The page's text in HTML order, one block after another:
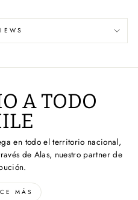
A TODO
en todo el territorio nacional,
de Alas, nuestro partner de
MÁS